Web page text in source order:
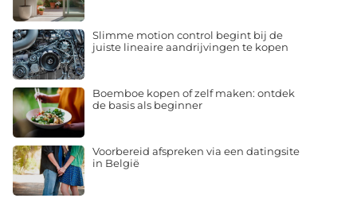
Slimme motion control begint bij de
juiste lineaire aandrijvingen te kopen
Boemboe kopen of zelf maken: ontdek
de basis als beginner
Voorbereid afspreken via een datingsite
in België